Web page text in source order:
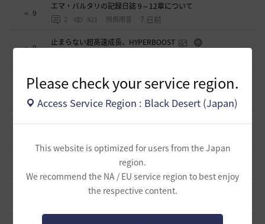
Please check your service region.
Access Service Region : Black Desert (Japan)
This website is optimized for users from the Japan
region.
We recommend the NA / EU service region to best enjoy
the respective content.
9
エマ・バルタリの記録日誌 9～12章について
2 821 飛鳥雨音 7 日前
0
止まらない超高速成長、HYPERBOOST
4
【ギルド名声】2026ハイデル宴会スクショ【どうなる？】
（2026年ギルド名声アプデリンク追記）
0 878 セルベリア 2026.07.27
1
「怪しい袋」
波に乗って流れ着いた宝の地図の場所
倉庫の 2026.07.24
週間イベントについて